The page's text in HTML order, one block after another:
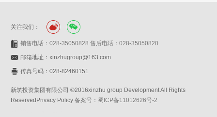
关注我们：
销售电话：028-35050828 售后电话：028-35050820
邮箱地址：xinzhugroup@163.com
传真号码：028-82460151
新筑投资集团有限公司 ©2016xinzhu group Development All Rights
ReservedPrivacy Policy备案号：蜀ICP备11012626号-2